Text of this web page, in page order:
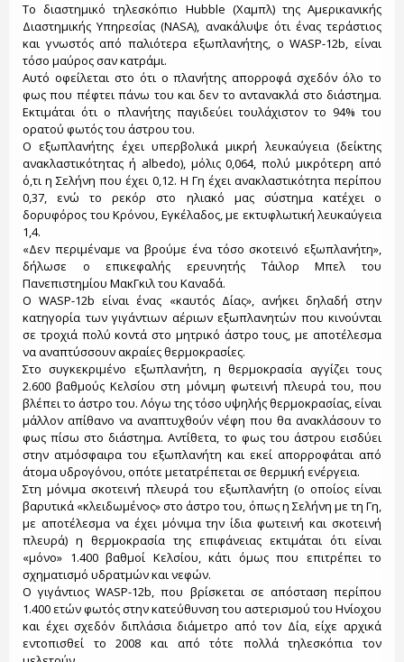
Το διαστημικό τηλεσκόπιο Hubble (Χαμπλ) της Αμερικανικής
Διαστημικής Υπηρεσίας (NASA), ανακάλυψε ότι ένας τεράστιος
και γνωστός από παλιότερα εξωπλανήτης, ο WASP-12b, είναι
τόσο μαύρος σαν κατράμι.
Αυτό οφείλεται στο ότι ο πλανήτης απορροφά σχεδόν όλο το
φως που πέφτει πάνω του και δεν το αντανακλά στο διάστημα.
Εκτιμάται ότι ο πλανήτης παγιδεύει τουλάχιστον το 94% του
ορατού φωτός του άστρου του.
Ο εξωπλανήτης έχει υπερβολικά μικρή λευκαύγεια (δείκτης
ανακλαστικότητας ή albedo), μόλις 0,064, πολύ μικρότερη από
ό,τι η Σελήνη που έχει 0,12. Η Γη έχει ανακλαστικότητα περίπου
0,37, ενώ το ρεκόρ στο ηλιακό μας σύστημα κατέχει ο
δορυφόρος του Κρόνου, Εγκέλαδος, με εκτυφλωτική λευκαύγεια
1,4.
«Δεν περιμέναμε να βρούμε ένα τόσο σκοτεινό εξωπλανήτη»,
δήλωσε ο επικεφαλής ερευνητής Τάιλορ Μπελ του
Πανεπιστημίου ΜακΓκιλ του Καναδά.
Ο WASP-12b είναι ένας «καυτός Δίας», ανήκει δηλαδή στην
κατηγορία των γιγάντιων αέριων εξωπλανητών που κινούνται
σε τροχιά πολύ κοντά στο μητρικό άστρο τους, με αποτέλεσμα
να αναπτύσσουν ακραίες θερμοκρασίες.
Στο συγκεκριμένο εξωπλανήτη, η θερμοκρασία αγγίζει τους
2.600 βαθμούς Κελσίου στη μόνιμη φωτεινή πλευρά του, που
βλέπει το άστρο του. Λόγω της τόσο υψηλής θερμοκρασίας, είναι
μάλλον απίθανο να αναπτυχθούν νέφη που θα ανακλάσουν το
φως πίσω στο διάστημα. Αντίθετα, το φως του άστρου εισδύει
στην ατμόσφαιρα του εξωπλανήτη και εκεί απορροφάται από
άτομα υδρογόνου, οπότε μετατρέπεται σε θερμική ενέργεια.
Στη μόνιμα σκοτεινή πλευρά του εξωπλανήτη (ο οποίος είναι
βαρυτικά «κλειδωμένος» στο άστρο του, όπως η Σελήνη με τη Γη,
με αποτέλεσμα να έχει μόνιμα την ίδια φωτεινή και σκοτεινή
πλευρά) η θερμοκρασία της επιφάνειας εκτιμάται ότι είναι
«μόνο» 1.400 βαθμοί Κελσίου, κάτι όμως που επιτρέπει το
σχηματισμό υδρατμών και νεφών.
Ο γιγάντιος WASP-12b, που βρίσκεται σε απόσταση περίπου
1.400 ετών φωτός στην κατεύθυνση του αστερισμού του Ηνίοχου
και έχει σχεδόν διπλάσια διάμετρο από τον Δία, είχε αρχικά
εντοπισθεί το 2008 και από τότε πολλά τηλεσκόπια τον